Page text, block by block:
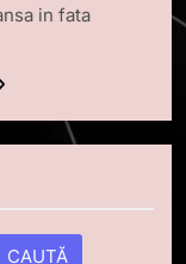
in fata